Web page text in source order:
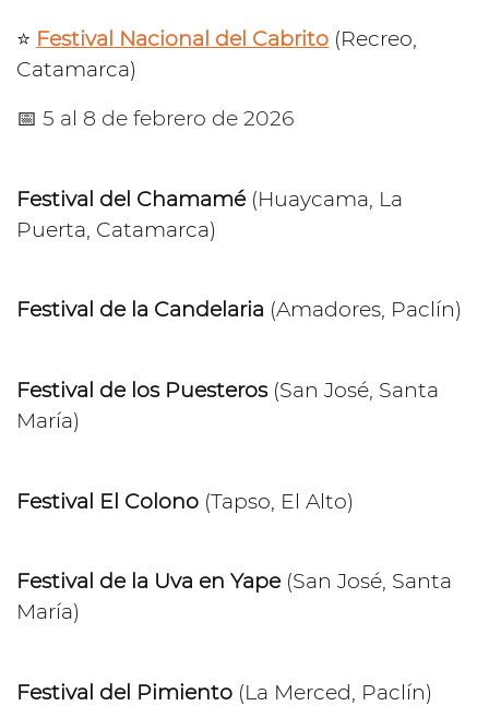
⭐️ Festival Nacional del Cabrito (Recreo,
Catamarca)
📅 5 al 8 de febrero de 2026
Festival del Chamamé(Huaycama, La
Puerta, Catamarca)
Festival de la Candelaria (Amadores, Paclín)
Festival de los Puesteros(San José, Santa
María)
Festival El Colono (Tapso, El Alto)
Festival de la Uva en Yape(San José, Santa
María)
Festival del Pimiento (La Merced, Paclín)